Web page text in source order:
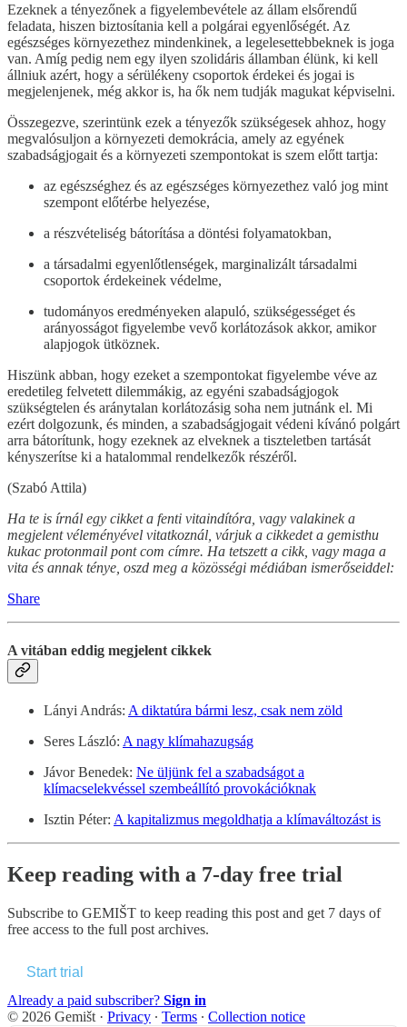
Ezeknek a tényezőnek a figyelembevétele az állam elsőrendű
feladata, hiszen biztosítania kell a polgárai egyenlőségét. Az
egészséges környezethez mindenkinek, a legelesettebbeknek is joga
van. Amíg pedig nem egy ilyen szolidáris államban élünk, ki kell
állniuk azért, hogy a sérülékeny csoportok érdekei és jogai is
megjelenjenek, még akkor is, ha ők nem tudják magukat képviselni.
Összegezve, szerintünk ezek a tényezők szükségesek ahhoz, hogy
megvalósuljon a környezeti demokrácia, amely az egyének
szabadságjogait és a környezeti szempontokat is szem előtt tartja:
az egészséghez és az egészséges környezethez való jog mint
szempont előtérbe helyezése,
a részvételiség bátorítása a döntési folyamatokban,
a társadalmi egyenlőtlenségek, marginalizált társadalmi
csoportok érdekeinek védelme,
tudományos eredményeken alapuló, szükségességet és
arányosságot figyelembe vevő korlátozások akkor, amikor
alapjogok ütköznek.
Hiszünk abban, hogy ezeket a szempontokat figyelembe véve az
eredetileg felvetett dilemmákig, az egyéni szabadságjogok
szükségtelen és aránytalan korlátozásig soha nem jutnánk el. Mi
ezért dolgozunk, és minden, a szabadságjogait védeni kívánó polgárt
arra bátorítunk, hogy ezeknek az elveknek a tiszteletben tartását
kényszerítse ki a hatalommal rendelkezők részéről.
(Szabó Attila)
Ha te is írnál egy cikket a fenti vitaindítóra, vagy valakinek a
megjelent véleményével vitatkoznál, várjuk a cikkedet a gemisthu
kukac protonmail pont com címre. Ha tetszett a cikk, vagy maga a
vita és annak ténye, oszd meg a közösségi médiában ismerőseiddel:
Share
A vitában eddig megjelent cikkek
Lányi András: A diktatúra bármi lesz, csak nem zöld
Seres László: A nagy klímahazugság
Jávor Benedek: Ne üljünk fel a szabadságot a
klímacselekvéssel szembeállító provokációknak
Isztin Péter: A kapitalizmus megoldhatja a klímaváltozást is
Keep reading with a 7-day free trial
Subscribe to GEMIŠT to keep reading this post and get 7 days of
free access to the full post archives.
Start trial
Already a paid subscriber? Sign in
© 2026 Gemišt · Privacy ∙ Terms ∙ Collection notice